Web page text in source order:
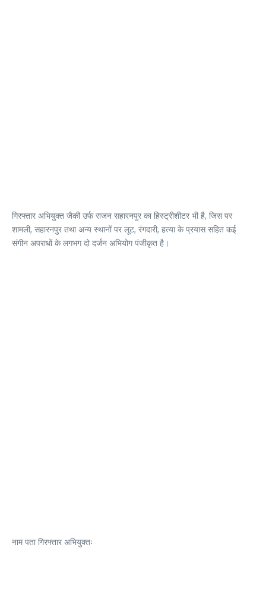
गिरफ्तार अभियुक्त जैकी उर्फ राजन सहारनपुर का हिस्ट्रीशीटर भी है, जिस पर
शामली, सहारनपुर तथा अन्य स्थानों पर लूट, रंगदारी, हत्या के प्रयास सहित कई
संगीन अपराधों के लगभग दो दर्जन अभियोग पंजीकृत है।
नाम पता गिरफ्तार अभियुक्तः